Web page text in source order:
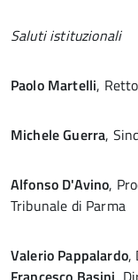
Saluti istituzionali
Paolo Martelli,
Michele Guerra,
Alfonso D'Avino,
Tribunale di Parma
Valerio Pappalardo,